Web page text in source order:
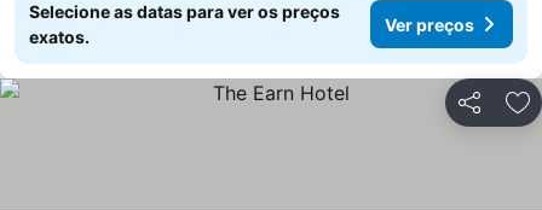
Selecione as datas para ver os preços
exatos.
Ver preços
Partilhar